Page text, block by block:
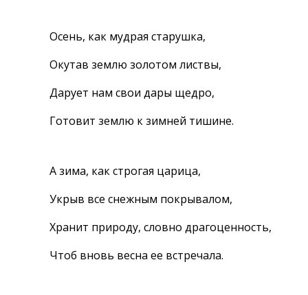
Осень, как мудрая старушка,
Окутав землю золотом листвы,
Дарует нам свои дары щедро,
Готовит землю к зимней тишине.
А зима, как строгая царица,
Укрыв все снежным покрывалом,
Хранит природу, словно драгоценность,
Чтоб вновь весна ее встречала.